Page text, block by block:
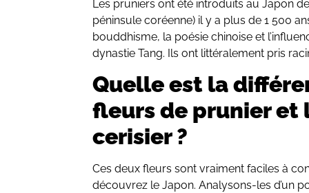
Les pruniers ont été introduits au Japon
péninsule coréenne) il y a plus de 1 500
bouddhisme, la poésie chinoise et
dynastie Tang. Ils ont littéralement pris
Quelle est la
fleurs de prunier et
cerisier ?
Ces deux fleurs sont vraiment faciles à
découvrez le Japon. Analysons-les d’un